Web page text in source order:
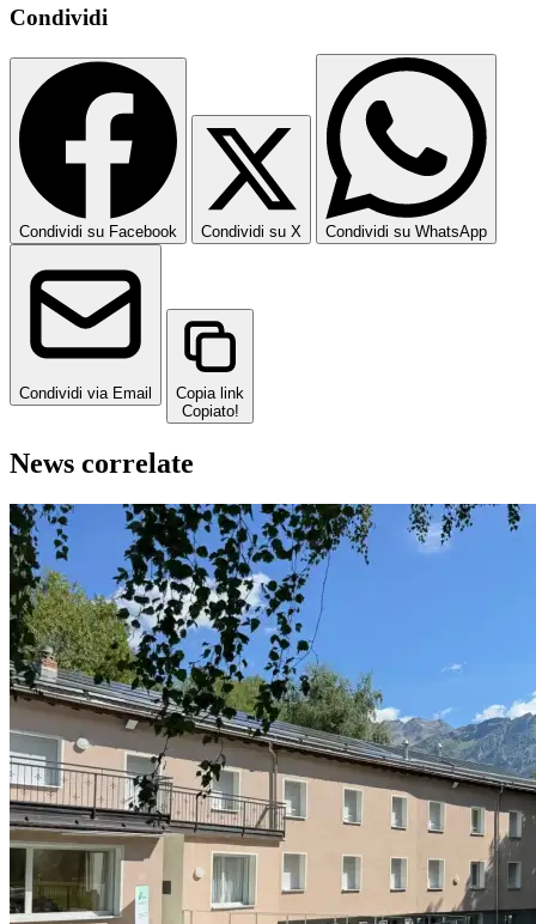
Condividi
Condividi su Facebook Condividi su X Condividi su WhatsApp
Condividi via Email
Copia link
Copiato!
News correlate